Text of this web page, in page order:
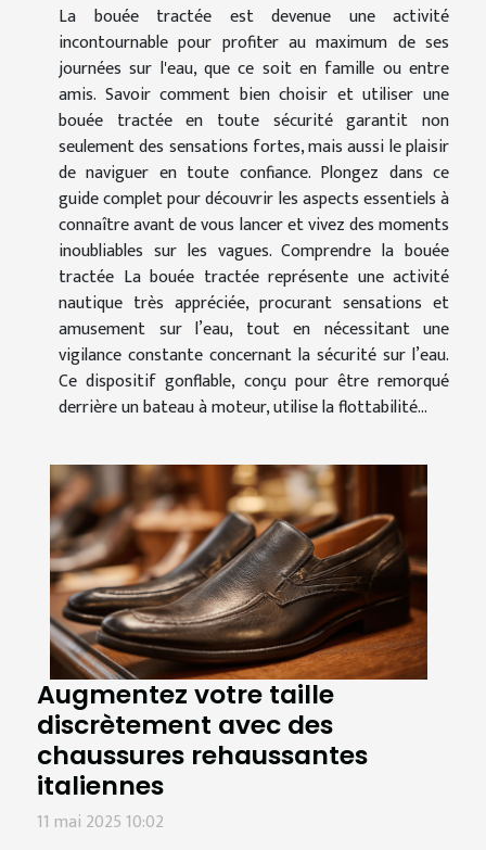
La bouée tractée est devenue une activité
incontournable pour profiter au maximum de ses
journées sur l'eau, que ce soit en famille ou entre
amis. Savoir comment bien choisir et utiliser une
bouée tractée en toute sécurité garantit non
seulement des sensations fortes, mais aussi le plaisir
de naviguer en toute confiance. Plongez dans ce
guide complet pour découvrir les aspects essentiels à
connaître avant de vous lancer et vivez des moments
inoubliables sur les vagues. Comprendre la bouée
tractée La bouée tractée représente une activité
nautique très appréciée, procurant sensations et
amusement sur l’eau, tout en nécessitant une
vigilance constante concernant la sécurité sur l’eau.
Ce dispositif gonflable, conçu pour être remorqué
derrière un bateau à moteur, utilise la flottabilité...
Augmentez votre taille
discrètement avec des
chaussures rehaussantes
italiennes
11 mai 2025 10:02